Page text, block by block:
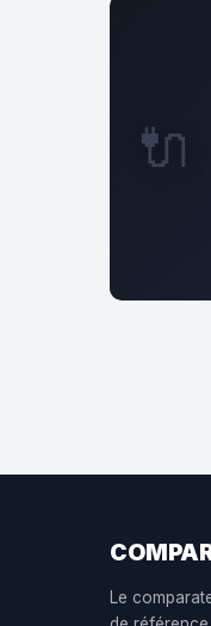
🔌
Le